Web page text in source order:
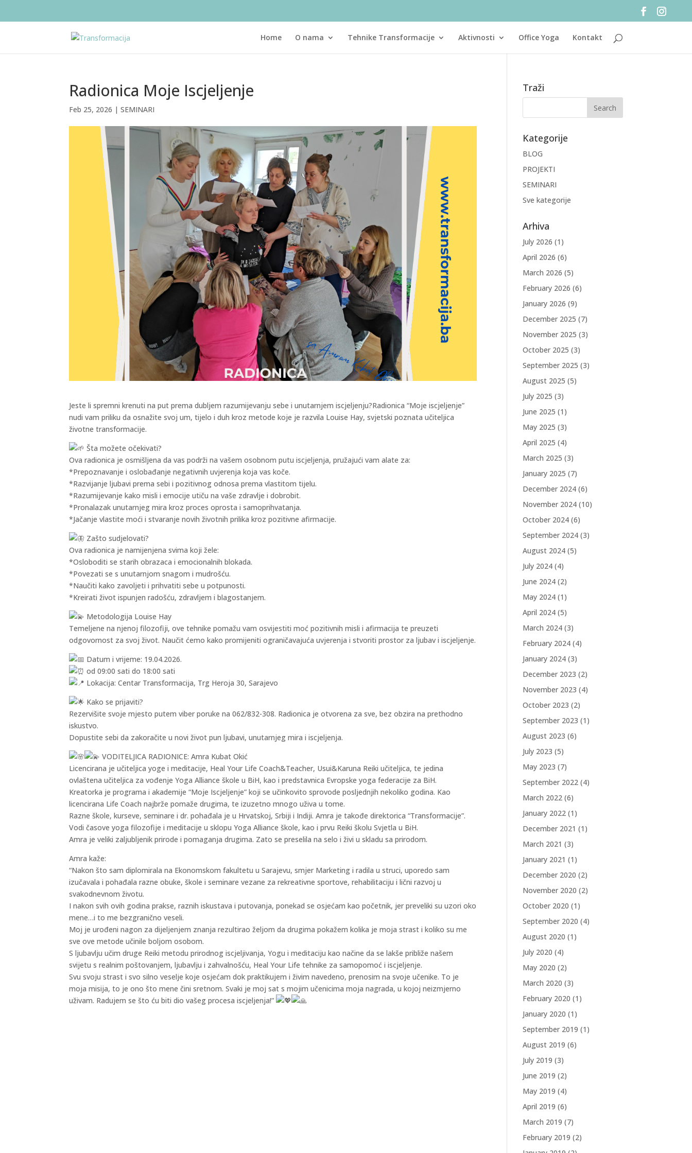
Home O nama Tehnike Transformacije Aktivnosti Office Yoga Kontakt
Radionica Moje Iscjeljenje
Feb 25, 2026 |SEMINARI
Jeste li spremni krenuti na put prema dubljem razumijevanju sebe i unutarnjem iscjeljenju?Radionica “Moje iscjeljenje”
nudi vam priliku da osnažite svoj um, tijelo i duh kroz metode koje je razvila Louise Hay, svjetski poznata učiteljica
životne transformacije.
Šta možete očekivati?
Ova radionica je osmišljena da vas podrži na vašem osobnom putu iscjeljenja, pružajući vam alate za:
*Prepoznavanje i oslobađanje negativnih uvjerenja koja vas koče.
*Razvijanje ljubavi prema sebi i pozitivnog odnosa prema vlastitom tijelu.
*Razumijevanje kako misli i emocije utiču na vaše zdravlje i dobrobit.
*Pronalazak unutarnjeg mira kroz proces oprosta i samoprihvatanja.
*Jačanje vlastite moći i stvaranje novih životnih prilika kroz pozitivne afirmacije.
Zašto sudjelovati?
Ova radionica je namijenjena svima koji žele:
*Osloboditi se starih obrazaca i emocionalnih blokada.
*Povezati se s unutarnjom snagom i mudrošću.
*Naučiti kako zavoljeti i prihvatiti sebe u potpunosti.
*Kreirati život ispunjen radošću, zdravljem i blagostanjem.
Metodologija Louise Hay
Temeljene na njenoj filozofiji, ove tehnike pomažu vam osvijestiti moć pozitivnih misli i afirmacija te preuzeti
odgovornost za svoj život. Naučit ćemo kako promijeniti ograničavajuća uvjerenja i stvoriti prostor za ljubav i iscjeljenje.
Datum i vrijeme: 19.04.2026.
od 09:00 sati do 18:00 sati
Lokacija: Centar Transformacija, Trg Heroja 30, Sarajevo
Kako se prijaviti?
Rezervišite svoje mjesto putem viber poruke na 062/832-308. Radionica je otvorena za sve, bez obzira na prethodno
iskustvo.
Dopustite sebi da zakoračite u novi život pun ljubavi, unutarnjeg mira i iscjeljenja.
VODITELJICA RADIONICE: Amra Kubat Okić
Licencirana je učiteljica yoge i meditacije, Heal Your Life Coach&Teacher, Usui&Karuna Reiki učiteljica, te jedina
ovlaštena učiteljica za vođenje Yoga Alliance škole u BiH, kao i predstavnica Evropske yoga federacije za BiH.
Kreatorka je programa i akademije “Moje Iscjeljenje” koji se učinkovito sprovode posljednjih nekoliko godina. Kao
licencirana Life Coach najbrže pomaže drugima, te izuzetno mnogo uživa u tome.
Razne škole, kurseve, seminare i dr. pohađala je u Hrvatskoj, Srbiji i Indiji. Amra je takođe direktorica “Transformacije”.
Vodi časove yoga filozofije i meditacije u sklopu Yoga Alliance škole, kao i prvu Reiki školu Svjetla u BiH.
Amra je veliki zaljubljenik prirode i pomaganja drugima. Zato se preselila na selo i živi u skladu sa prirodom.
Amra kaže:
“Nakon što sam diplomirala na Ekonomskom fakultetu u Sarajevu, smjer Marketing i radila u struci, uporedo sam
izučavala i pohađala razne obuke, škole i seminare vezane za rekreativne sportove, rehabilitaciju i lični razvoj u
svakodnevnom životu.
I nakon svih ovih godina prakse, raznih iskustava i putovanja, ponekad se osjećam kao početnik, jer preveliki su uzori oko
mene…i to me bezgranično veseli.
Moj je urođeni nagon za dijeljenjem znanja rezultirao željom da drugima pokažem kolika je moja strast i koliko su me
sve ove metode učinile boljom osobom.
S ljubavlju učim druge Reiki metodu prirodnog iscjeljivanja, Yogu i meditaciju kao načine da se lakše približe našem
svijetu s realnim poštovanjem, ljubavlju i zahvalnošću, Heal Your Life tehnike za samopomoć i iscjeljenje.
Svu svoju strast i svo silno veselje koje osjećam dok praktikujem i živim navedeno, prenosim na svoje učenike. To je
moja misija, to je ono što mene čini sretnom. Svaki je moj sat s mojim učenicima moja nagrada, u kojoj neizmjerno
uživam. Radujem se što ću biti dio vašeg procesa iscjeljenja!”
Traži
Kategorije
BLOG
PROJEKTI
SEMINARI
Sve kategorije
Arhiva
July 2026 (1)
April 2026 (6)
March 2026 (5)
February 2026 (6)
January 2026 (9)
December 2025 (7)
November 2025 (3)
October 2025 (3)
September 2025 (3)
August 2025 (5)
July 2025 (3)
June 2025 (1)
May 2025 (3)
April 2025 (4)
March 2025 (3)
January 2025 (7)
December 2024 (6)
November 2024 (10)
October 2024 (6)
September 2024 (3)
August 2024 (5)
July 2024 (4)
June 2024 (2)
May 2024 (1)
April 2024 (5)
March 2024 (3)
February 2024 (4)
January 2024 (3)
December 2023 (2)
November 2023 (4)
October 2023 (2)
September 2023 (1)
August 2023 (6)
July 2023 (5)
May 2023 (7)
September 2022 (4)
March 2022 (6)
January 2022 (1)
December 2021 (1)
March 2021 (3)
January 2021 (1)
December 2020 (2)
November 2020 (2)
October 2020 (1)
September 2020 (4)
August 2020 (1)
July 2020 (4)
May 2020 (2)
March 2020 (3)
February 2020 (1)
January 2020 (1)
September 2019 (1)
August 2019 (6)
July 2019 (3)
June 2019 (2)
May 2019 (4)
April 2019 (6)
March 2019 (7)
February 2019 (2)